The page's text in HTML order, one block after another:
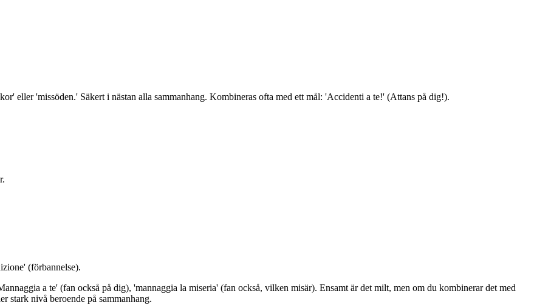
eller 'missöden.' Säkert i nästan alla sammanhang. Kombineras ofta med ett mål: 'Accidenti a te!' (Attans på dig!).
(förbannelse).
a te' (fan också på dig), 'mannaggia la miseria' (fan också, vilken misär). Ensamt är det milt, men om du kombinerar det med
stark nivå beroende på sammanhang.